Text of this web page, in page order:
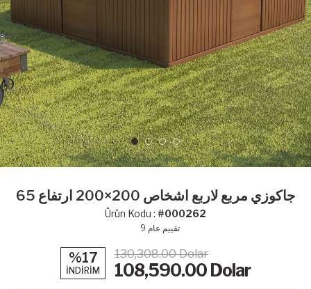
جاكوزي مربع لاربع اشخاص 200×200 ارتفاع 65
Ürün Kodu : #000262
9 تقييم عام
%17
İNDİRİM
130,308.00 Dolar
108,590.00 Dolar